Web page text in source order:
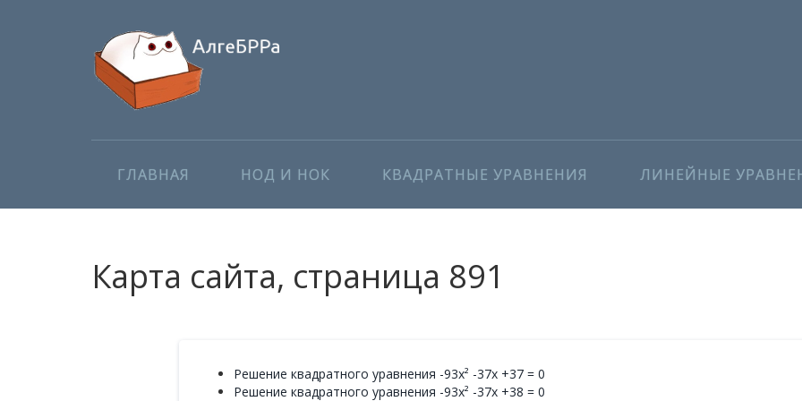
ГЛАВНАЯ НОД И НОК КВАДРАТНЫЕ УРАВНЕНИЯ ЛИНЕЙНЫЕ
Карта сайта, страница 891
Решение квадратного уравнения -93x² -37x +37 = 0
Решение квадратного уравнения -93x² -37x +38 = 0